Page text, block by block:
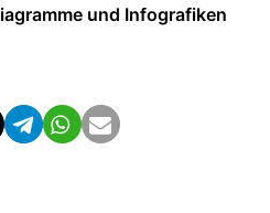
und Infografiken